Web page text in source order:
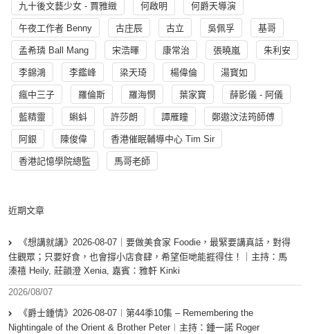
九十後文藝少女 - 賈雅緻 何啟明 何爵天導演
午夜工作者 Benny 古庄辰 古立 吳佩孚 基哥
孟希璘 Ball Mang 宋浩暉 康常治 張曉嵐 朱利安
李錦鴻 李鑑峰 梁天琦 楊偉倫 湯寳如
瘋中三子 羅倫斯 羅海憫 葉家寶 薛影儀 - 阿儀
藍精靈 蝌蚪 許莎朗 譚雁瞳 鄭遨汶法筠師傅
阿銀 陳俊偉 香港催眠輔導中心 Tim Sir
香港記憶學院總監 馬哥老師
近期文章
《想講就講》2026-08-07｜要做美食家 Foodie，最緊要講真話，對得
住觀眾；只要好食，也會撐小店食肆，希望佢哋能捱得住！｜主持：馬
溱禧 Heily, 莊韻澄 Xenia, 嘉賓：雅軒 Kinki
2026/08/07
《爵士鍾情》2026-08-07︱第44季10集 – Remembering the
Nightingale of the Orient & Brother Peter︱主持：鍾一諾 Roger